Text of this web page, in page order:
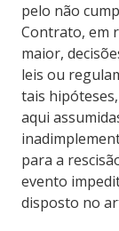
pelo não
Contrato, em
maior,
leis ou
tais
aqui
para a
evento
disposto no